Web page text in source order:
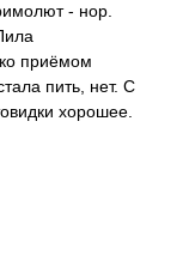
- нор.
приёмом
пить, нет. С
хорошее.